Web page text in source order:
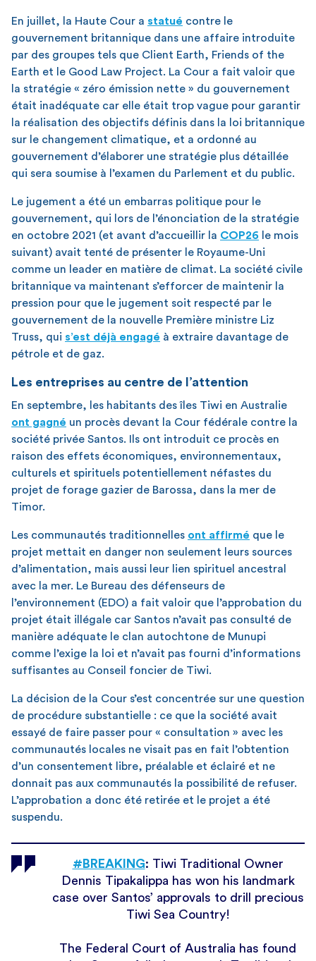
En juillet, la Haute Cour a statué contre le
gouvernement britannique dans une affaire introduite
par des groupes tels que Client Earth, Friends of the
Earth et le Good Law Project. La Cour a fait valoir que
la stratégie « zéro émission nette » du gouvernement
était inadéquate car elle était trop vague pour garantir
la réalisation des objectifs définis dans la loi britannique
sur le changement climatique, et a ordonné au
gouvernement d’élaborer une stratégie plus détaillée
qui sera soumise à l’examen du Parlement et du public.
Le jugement a été un embarras politique pour le
gouvernement, qui lors de l’énonciation de la stratégie
en octobre 2021 (et avant d’accueillir la COP26 le mois
suivant) avait tenté de présenter le Royaume-Uni
comme un leader en matière de climat. La société civile
britannique va maintenant s’efforcer de maintenir la
pression pour que le jugement soit respecté par le
gouvernement de la nouvelle Première ministre Liz
Truss, qui s’est d éjà engagé à extraire davantage de
pétrole et de gaz.
Les entreprises au centre de l’attention
En septembre, les habitants des îles Tiwi en Australie
ont gagné un procès devant la Cour fédérale contre la
société privée Santos. Ils ont introduit ce procès en
raison des effets économiques, environnementaux,
culturels et spirituels potentiellement néfastes du
projet de forage gazier de Barossa, dans la mer de
Timor.
Les communautés traditionnelles ont affirmé que le
projet mettait en danger non seulement leurs sources
d’alimentation, mais aussi leur lien spirituel ancestral
avec la mer. Le Bureau des défenseurs de
l’environnement (EDO) a fait valoir que l’approbation du
projet était illégale car Santos n’avait pas consulté de
manière adéquate le clan autochtone de Munupi
comme l’exige la loi et n’avait pas fourni d’informations
suffisantes au Conseil foncier de Tiwi.
La décision de la Cour s’est concentrée sur une question
de procédure substantielle : ce que la société avait
essayé de faire passer pour « consultation » avec les
communautés locales ne visait pas en fait l’obtention
d’un consentement libre, préalable et éclairé et ne
donnait pas aux communautés la possibilité de refuser.
L’approbation a donc été retirée et le projet a été
suspendu.
#BREAKING: Tiwi Traditional Owner
Dennis Tipakalippa has won his landmark
case over Santos’ approvals to drill precious
Tiwi Sea Country!
The Federal Court of Australia has found